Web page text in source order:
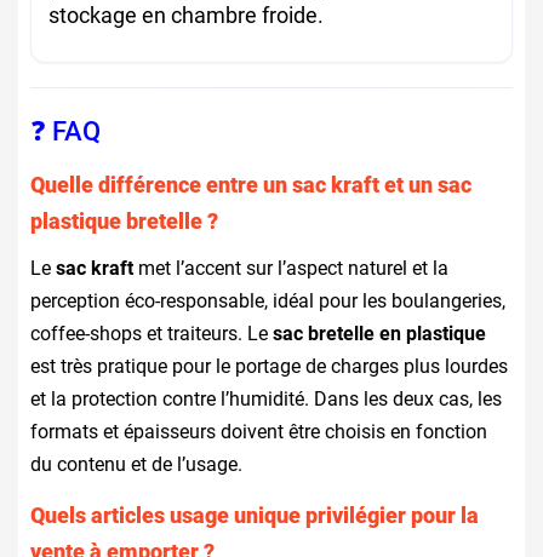
stockage en chambre froide.
❓ FAQ
Quelle différence entre un sac kraft et un sac
plastique bretelle ?
Le sac kraftmet l’accent sur l’aspect naturel et la
perception éco-responsable, idéal pour les boulangeries,
coffee-shops et traiteurs. Le sac bretelle en plastique
est très pratique pour le portage de charges plus lourdes
et la protection contre l’humidité. Dans les deux cas, les
formats et épaisseurs doivent être choisis en fonction
du contenu et de l’usage.
Quels articles usage unique privilégier pour la
vente à emporter ?